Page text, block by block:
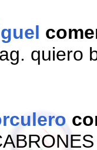
quiero